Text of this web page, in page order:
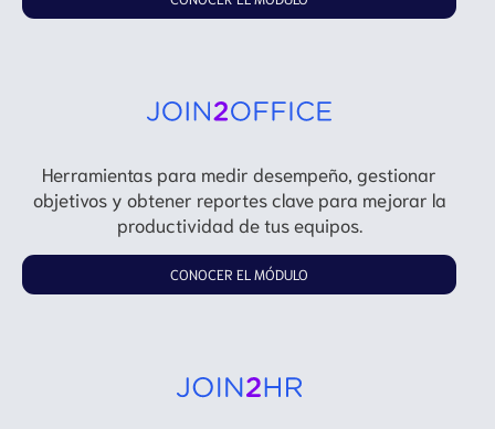
Herramientas para medir desempeño, gestionar
objetivos y obtener reportes clave para mejorar la
productividad de tus equipos.
CONOCER EL MÓDULO